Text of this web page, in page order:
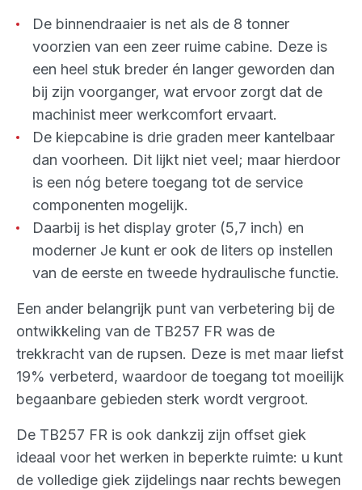
De binnendraaier is net als de 8 tonner
voorzien van een zeer ruime cabine. Deze is
een heel stuk breder én langer geworden dan
bij zijn voorganger, wat ervoor zorgt dat de
machinist meer werkcomfort ervaart.
De kiepcabine is drie graden meer kantelbaar
dan voorheen. Dit lijkt niet veel; maar hierdoor
is een nóg betere toegang tot de service
componenten mogelijk.
Daarbij is het display groter (5,7 inch) en
moderner Je kunt er ook de liters op instellen
van de eerste en tweede hydraulische functie.
Een ander belangrijk punt van verbetering bij de
ontwikkeling van de TB257 FR was de
trekkracht van de rupsen. Deze is met maar liefst
19% verbeterd, waardoor de toegang tot moeilijk
begaanbare gebieden sterk wordt vergroot.
De TB257 FR is ook dankzij zijn offset giek
ideaal voor het werken in beperkte ruimte: u kunt
de volledige giek zijdelings naar rechts bewegen